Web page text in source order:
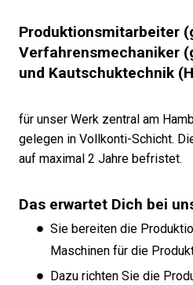
Produktionsmitarbeiter
Verfahrensmechaniker
und Kautschuktechnik
für unser Werk zentral am
gelegen in Vollkonti-Schicht.
auf maximal 2 Jahre befristet.
Das erwartet Dich bei
Sie bereiten die
Maschinen für die
Dazu richten Sie die